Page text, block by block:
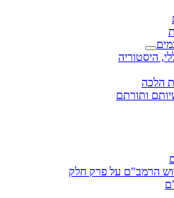
היסטוריה
הלכה
ותורתם
הרמב"ם על פרק חלק